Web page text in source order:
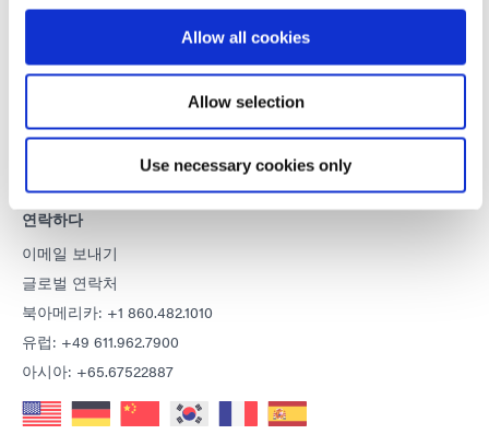
Allow all cookies
Allow selection
Use necessary cookies only
이용 약관
쿠키 선언
연락하다
이메일 보내기
글로벌 연락처
북아메리카: +1 860.482.1010
유럽: +49 611.962.7900
아시아: +65.67522887